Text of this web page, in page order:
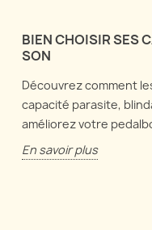
BIEN CHOISIR SES
SON
Découvrez comment
capacité parasite,
améliorez votre
En savoir plus